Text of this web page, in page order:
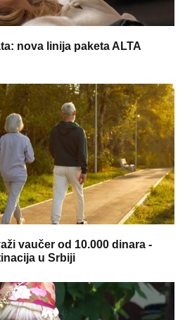
nova linija paketa ALTA
vaučer od 10.000 dinara -
u Srbiji